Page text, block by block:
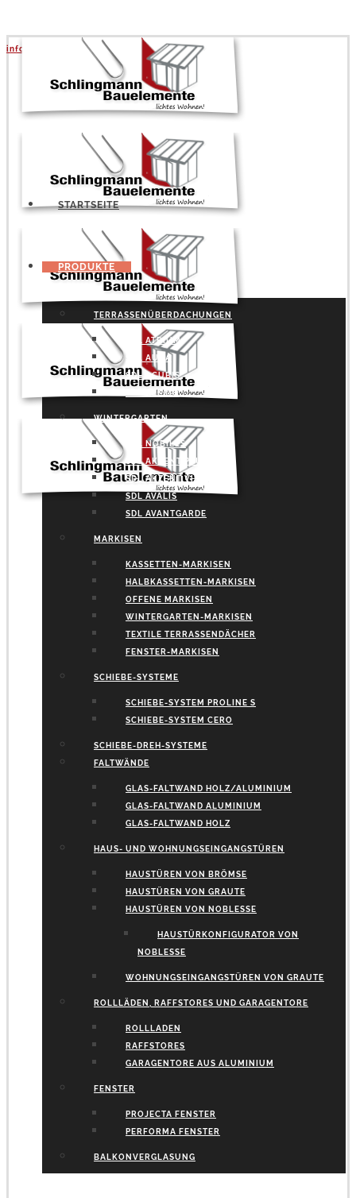
info@schlingmann.org| +49 5141 957730
STARTSEITE
PRODUKTE
TERRASSENÜBERDACHUNGEN
SDL ATRIUM
SDL AURA
SDL ACUBIS
SDL ALERIO
WINTERGARTEN
SDL NOBILES
SDL AKZENT PLUS
SDL AKZENT VISION
SDL AVALIS
SDL AVANTGARDE
MARKISEN
KASSETTEN-MARKISEN
HALBKASSETTEN-MARKISEN
OFFENE MARKISEN
WINTERGARTEN-MARKISEN
TEXTILE TERRASSENDÄCHER
FENSTER-MARKISEN
SCHIEBE-SYSTEME
SCHIEBE-SYSTEM PROLINE S
SCHIEBE-SYSTEM CERO
SCHIEBE-DREH-SYSTEME
FALTWÄNDE
GLAS-FALTWAND HOLZ/ALUMINIUM
GLAS-FALTWAND ALUMINIUM
GLAS-FALTWAND HOLZ
HAUS- UND WOHNUNGSEINGANGSTÜREN
HAUSTÜREN VON BRÖMSE
HAUSTÜREN VON GRAUTE
HAUSTÜREN VON NOBLESSE
HAUSTÜRKONFIGURATOR VON
NOBLESSE
WOHNUNGSEINGANGSTÜREN VON GRAUTE
ROLLLÄDEN, RAFFSTORES UND GARAGENTORE
ROLLLADEN
RAFFSTORES
GARAGENTORE AUS ALUMINIUM
FENSTER
PROJECTA FENSTER
PERFORMA FENSTER
BALKONVERGLASUNG